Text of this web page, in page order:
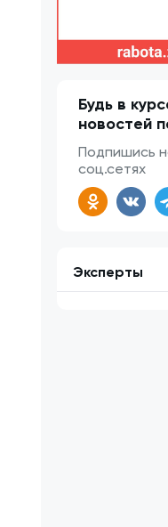
Будь в
новостей
Подпишись
соц.сетях
Эксперты